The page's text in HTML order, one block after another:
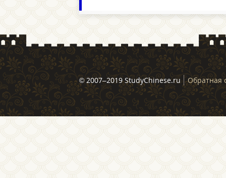
© 2007–2019 StudyChinese.ru Обратная